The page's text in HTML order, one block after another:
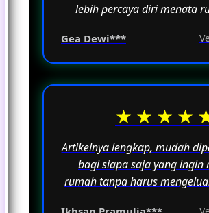
lebih percaya diri menata
Gea Dewi***
Artikelnya lengkap, mudah
bagi siapa saja yang ingin
rumah tanpa harus